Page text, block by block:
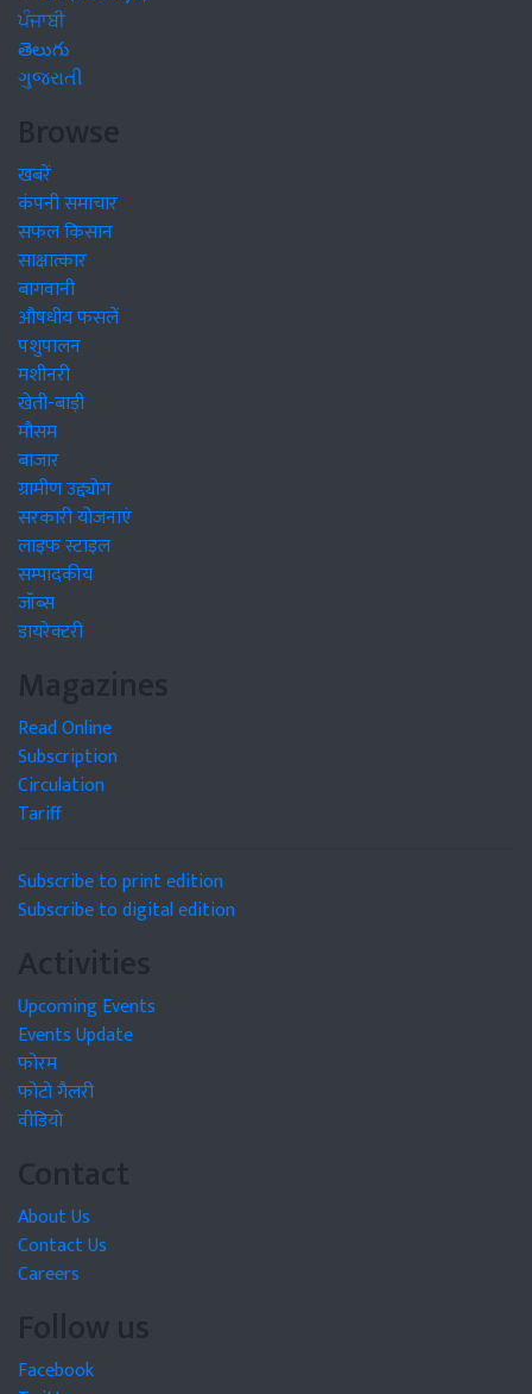
ਪੰਜਾਬੀ
తెలుగు
ગુજરાતી
Browse
खबरें
कंपनी समाचार
सफल किसान
साक्षात्कार
बागवानी
औषधीय फसलें
पशुपालन
मशीनरी
खेती-बाड़ी
मौसम
बाजार
ग्रामीण उद्द्योग
सरकारी योजनाएं
लाइफ स्टाइल
सम्पादकीय
जॉब्स
डायरेक्टरी
Magazines
Read Online
Subscription
Circulation
Tariff
Subscribe to print edition
Subscribe to digital edition
Activities
Upcoming Events
Events Update
फोरम
फोटो गैलरी
वीडियो
Contact
About Us
Contact Us
Careers
Follow us
Facebook